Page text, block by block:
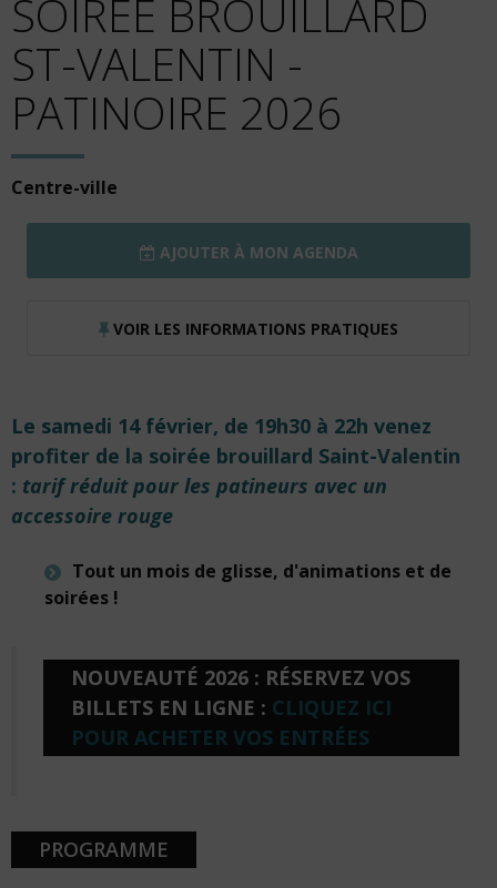
SOIRÉE BROUILLARD
ST-VALENTIN -
PATINOIRE 2026
Centre-ville
AJOUTER À MON AGENDA
VOIR LES INFORMATIONS PRATIQUES
Le samedi 14 février, de 19h30 à 22h venez
profiter de la soirée brouillard Saint-Valentin
: tarif réduit pour les patineurs avec un
accessoire rouge
Tout un mois de glisse, d'animations et de
soirées !
NOUVEAUTÉ 2026 : RÉSERVEZ VOS
BILLETS EN LIGNE : CLIQUEZ ICI
POUR ACHETER VOS ENTRÉES
PROGRAMME